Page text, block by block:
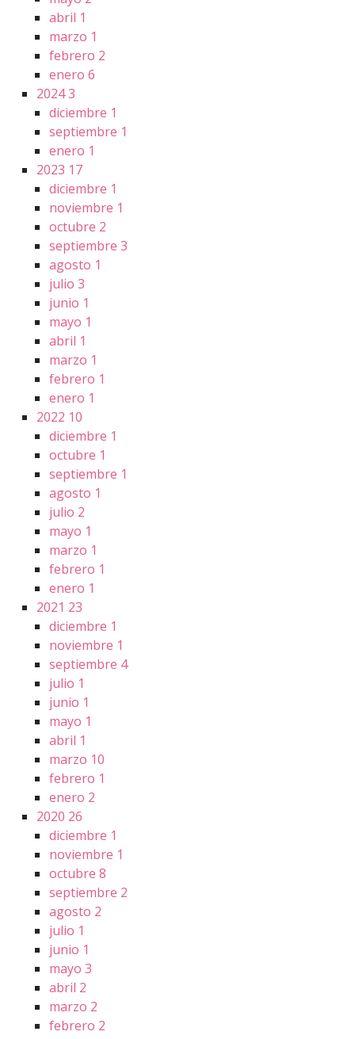
abril 1
marzo 1
febrero 2
enero 6
20243
diciembre 1
septiembre 1
enero 1
2023 17
diciembre 1
noviembre 1
octubre 2
septiembre 3
agosto 1
julio 3
junio 1
mayo 1
abril 1
marzo 1
febrero 1
enero 1
2022 10
diciembre 1
octubre 1
septiembre 1
agosto 1
julio 2
mayo 1
marzo 1
febrero 1
enero 1
2021 23
diciembre 1
noviembre 1
septiembre 4
julio 1
junio 1
mayo 1
abril 1
marzo 10
febrero 1
enero 2
2020 26
diciembre 1
noviembre 1
octubre 8
septiembre 2
agosto 2
julio 1
junio 1
mayo 3
abril 2
marzo 2
febrero 2